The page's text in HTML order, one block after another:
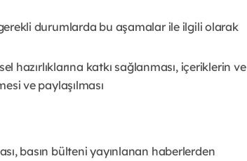
durumlarda bu aşamalar ile ilgili olarak
katkı sağlanması, içeriklerin ve
ve paylaşılması
basın bülteni yayınlanan haberlerden